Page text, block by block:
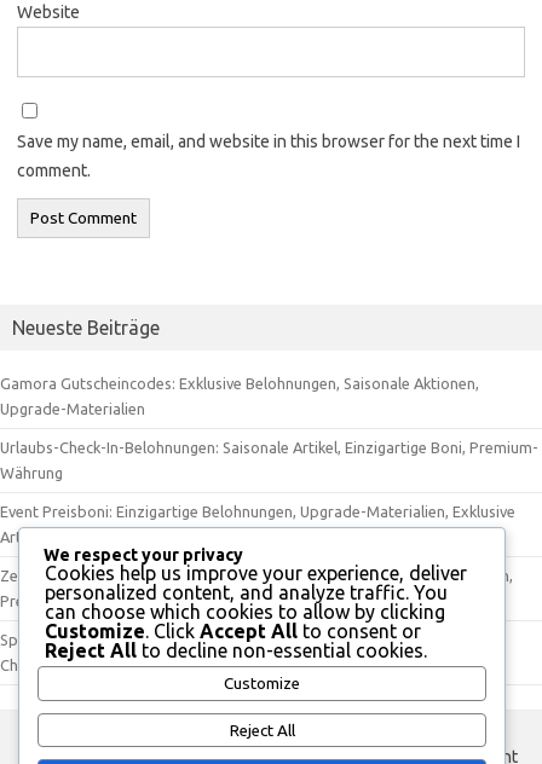
Website
Save my name, email, and website in this browser for the next time I
comment.
Neueste Beiträge
Gamora Gutscheincodes: Exklusive Belohnungen, Saisonale Aktionen,
Upgrade-Materialien
Urlaubs-Check-In-Belohnungen: Saisonale Artikel, Einzigartige Boni, Premium-
Währung
Event Preisboni: Einzigartige Belohnungen, Upgrade-Materialien, Exklusive
Artikel
Zeitlich begrenzte Veranstaltungsbelohnungen: Einzigartige Belohnungen,
Premium-Währung, Charakterverbesserungen
Spider-Man Gutscheincodes: Werbeaktionen, Einzigartige Belohnungen,
Charakter-Upgrades
custom footer text left custom footer text right
We respect your privacy
Cookies help us improve your experience, deliver
personalized content, and analyze traffic. You
can choose which cookies to allow by clicking
Customize. Click Accept All to consent or
Reject All to decline non-essential cookies.
Customize
Reject All